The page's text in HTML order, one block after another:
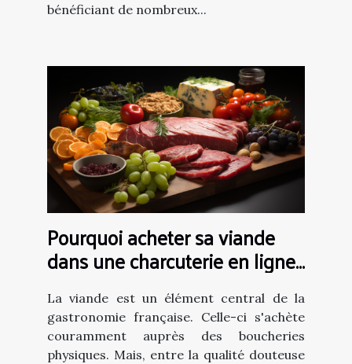
bénéficiant de nombreux...
Pourquoi acheter sa viande
dans une charcuterie en ligne
La viande est un élément central de la
gastronomie française. Celle-ci s'achète
couramment auprès des boucheries
physiques. Mais, entre la qualité douteuse